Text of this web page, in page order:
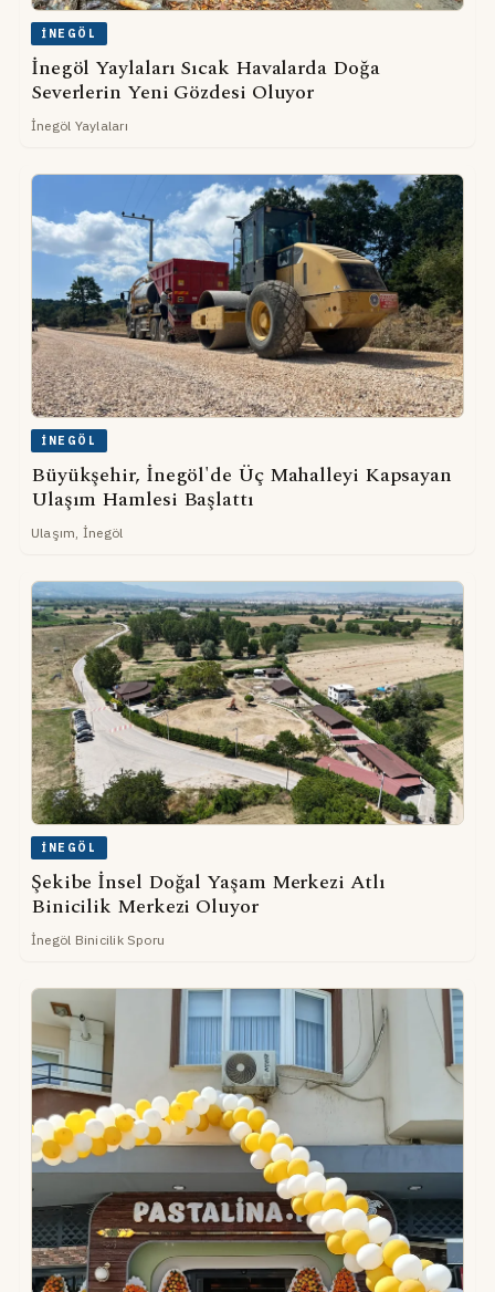
İNEGÖL
İnegöl Yaylaları Sıcak Havalarda Doğa
Severlerin Yeni Gözdesi Oluyor
İnegöl Yaylaları
İNEGÖL
Büyükşehir, İnegöl'de Üç Mahalleyi Kapsayan
Ulaşım Hamlesi Başlattı
Ulaşım, İnegöl
İNEGÖL
Şekibe İnsel Doğal Yaşam Merkezi Atlı
Binicilik Merkezi Oluyor
İnegöl Binicilik Sporu